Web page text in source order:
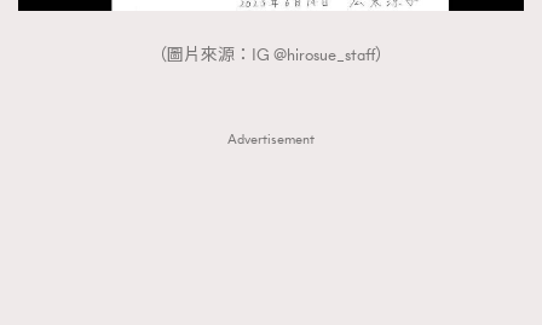
（圖片來源：IG @hirosue_staff）
Advertisement